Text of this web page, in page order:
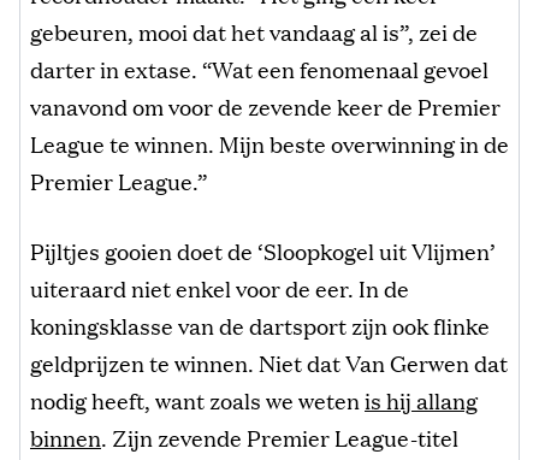
gebeuren, mooi dat het vandaag al is”, zei de
darter in extase. “Wat een fenomenaal gevoel
vanavond om voor de zevende keer de Premier
League te winnen. Mijn beste overwinning in de
Premier League.”
Pijltjes gooien doet de ‘Sloopkogel uit Vlijmen’
uiteraard niet enkel voor de eer. In de
koningsklasse van de dartsport zijn ook flinke
geldprijzen te winnen. Niet dat Van Gerwen dat
nodig heeft, want zoals we wetenis hij allang
binnen. Zijn zevende Premier League-titel